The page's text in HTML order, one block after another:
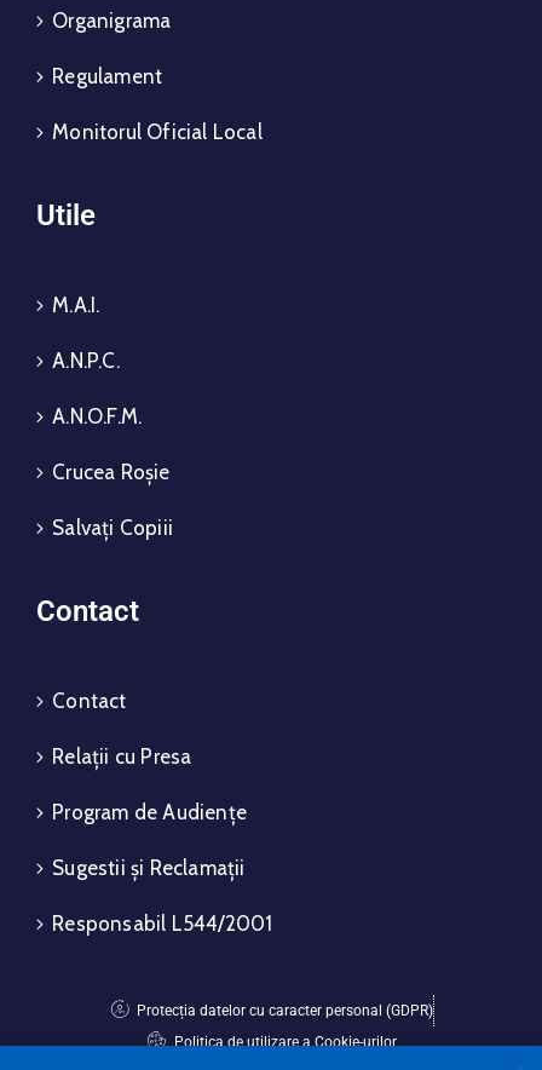
Organigrama
Regulament
Monitorul Oficial Local
Utile
M.A.I.
A.N.P.C.
A.N.O.F.M.
Crucea Roșie
Salvați Copiii
Contact
Contact
Relații cu Presa
Program de Audiențe
Sugestii și Reclamații
Responsabil L544/2001
Protecția datelor cu caracter personal (GDPR)
Politica de utilizare a Cookie-urilor